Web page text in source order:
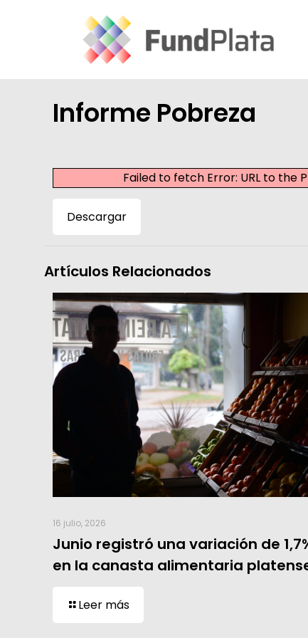
Informe Pobreza
Failed to fetch Error: URL to
Descargar
Artículos Relacionados
16 julio, 2026
Junio registró una variación de
en la canasta alimentaria
Leer más